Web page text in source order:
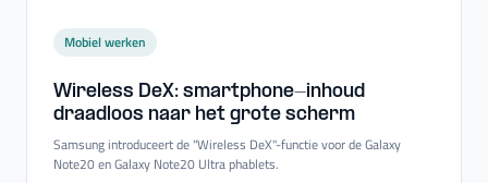
Mobiel werken
Wireless DeX: smartphone-​inhoud
draadloos naar het grote scherm
Samsung introduceert de "Wireless DeX"-functie voor de Galaxy
Note20 en Galaxy Note20 Ultra phablets.